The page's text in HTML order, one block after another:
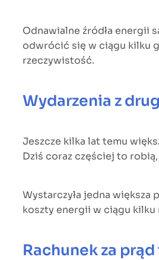
Odnawialne źródła energii
odwrócić się w ciągu kilku
rzeczywistość.
Wydarzenia z
Jeszcze kilka lat temu
Dziś coraz częściej to
Wystarczyła jedna
koszty energii w ciągu kilku
Rachunek za